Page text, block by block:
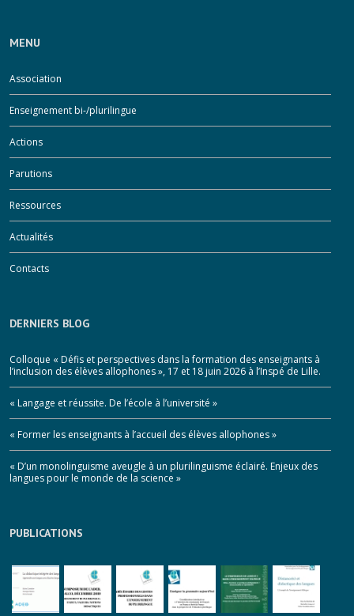
MENU
Association
Enseignement bi-/plurilingue
Actions
Parutions
Ressources
Actualités
Contacts
DERNIERS BLOG
Colloque « Défis et perspectives dans la formation des enseignants à
l’inclusion des élèves allophones », 17 et 18 juin 2026 à l’Inspé de Lille.
« Langage et réussite. De l’école à l’université »
« Former les enseignants à l’accueil des élèves allophones »
« D’un monolinguisme aveugle à un plurilinguisme éclairé. Enjeux des
langues pour le monde de la science »
PUBLICATIONS